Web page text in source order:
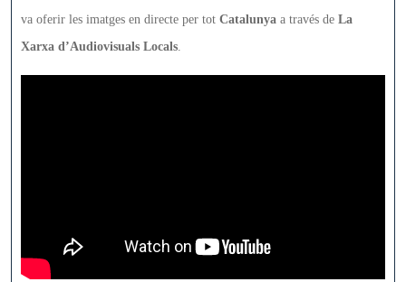
va oferir les imatges en directe per tot Catalunya a través de La
Xarxa d’Audiovisuals Locals